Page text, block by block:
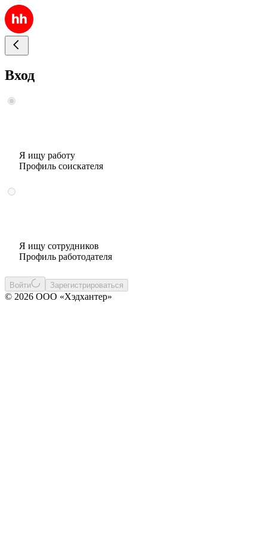
Вход
Я ищу работу
Профиль соискателя
Я ищу сотрудников
Профиль работодателя
Войти Зарегистрироваться
© 2026 ООО «Хэдхантер»